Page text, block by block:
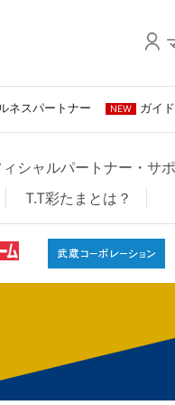
ネスパートナー NEW ガイ
シャルパートナー・サ
T.T彩たまとは？